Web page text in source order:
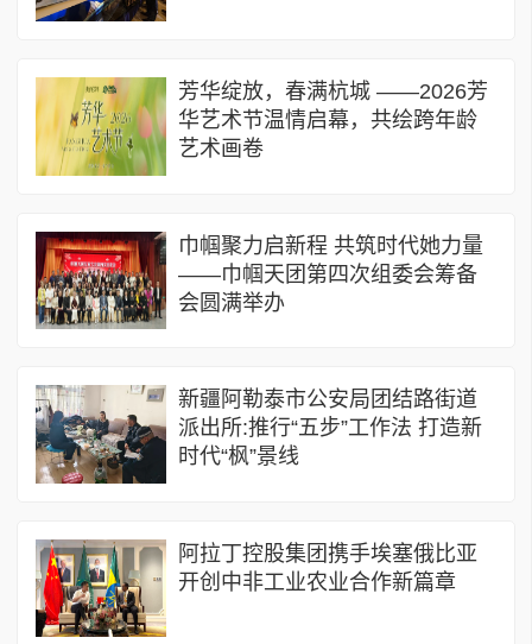
​芳华绽放，春满杭城 ——2026芳
华艺术节温情启幕，共绘跨年龄
艺术画卷
巾帼聚力启新程 共筑时代她力量
——巾帼天团第四次组委会筹备
会圆满举办
新疆阿勒泰市公安局团结路街道
派出所:推行“五步”工作法 打造新
时代“枫”景线
阿拉丁控股集团携手埃塞俄比亚
开创中非工业农业合作新篇章